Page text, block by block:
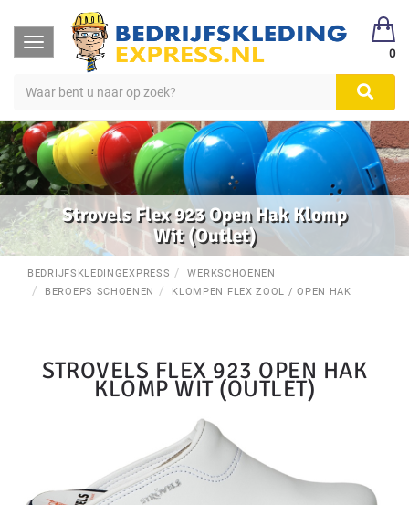
Toggle
navigation
0
Strovels Flex 923 Open Hak Klomp
Wit (Outlet)
BEDRIJFSKLEDINGEXPRESS
WERKSCHOENEN
BEROEPS SCHOENEN
KLOMPEN FLEX ZOOL / OPEN HAK
STROVELS FLEX 923 OPEN HAK
KLOMP WIT (OUTLET)